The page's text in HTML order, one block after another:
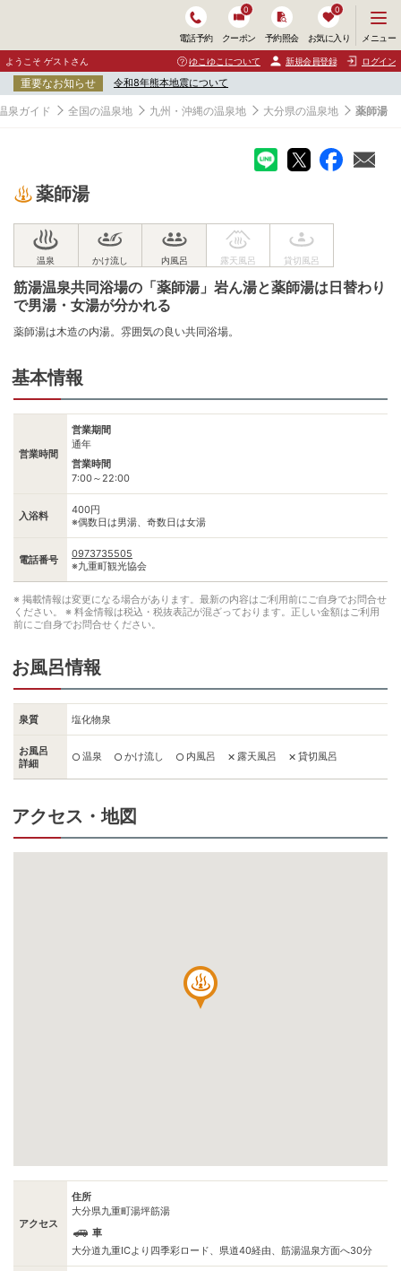
電話予約 クーポン
0
予約照会 お気に入り
0
ニ
ュ
ー
開
く
メニュー
ようこそ ゲストさん ゆこゆこについて 新規会員登録 ログイン
重要なお知らせ 令和8年熊本地震について
泉ガイド 全国の温泉地 九州・沖縄の温泉地 大分県の温泉地 薬師湯
薬師湯
筋湯温泉共同浴場の「薬師湯」岩ん湯と薬師湯は日替わり
で男湯・女湯が分かれる
薬師湯は木造の内湯。雰囲気の良い共同浴場。
基本情報
営業時間
営業期間
通年
営業時間
7:00～22:00
入浴料
400円
※偶数日は男湯、奇数日は女湯
電話番号
0973735505
※九重町観光協会
※ 掲載情報は変更になる場合があります。最新の内容はご利用前にご自身でお問合せ
ください。
※ 料金情報は税込・税抜表記が混ざっております。正しい金額はご利用
前にご自身でお問合せください。
お風呂情報
泉質 塩化物泉
お風呂
詳細
○ 温泉 ○ かけ流し ○ 内風呂 ✕ 露天風呂 ✕ 貸切風呂
アクセス・地図
アクセス
住所
大分県九重町湯坪筋湯
車
大分道九重ICより四季彩ロード、県道40経由、筋湯温泉方面へ30分